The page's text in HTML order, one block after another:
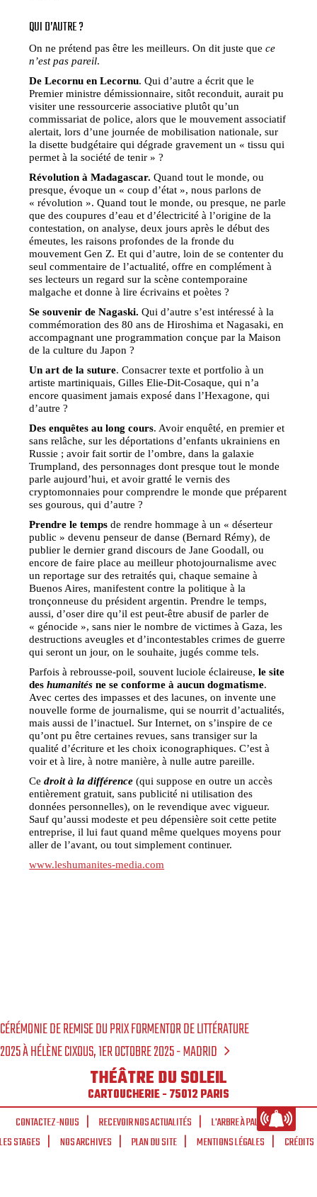
QUI D’AUTRE ?
On ne prétend pas être les meilleurs. On dit juste quece
n’est pas pareil.
De Lecornu en Lecornu. Qui d’autre a écrit que le
Premier ministre démissionnaire, sitôt reconduit, aurait pu
visiter une ressourcerie associative plutôt qu’un
commissariat de police, alors que le mouvement associatif
alertait, lors d’une journée de mobilisation nationale, sur
la disette budgétaire qui dégrade gravement un « tissu qui
permet à la société de tenir » ?
Révolution à Madagascar. Quand tout le monde, ou
presque, évoque un « coup d’état », nous parlons de
« révolution ». Quand tout le monde, ou presque, ne parle
que des coupures d’eau et d’électricité à l’origine de la
contestation, on analyse, deux jours après le début des
émeutes, les raisons profondes de la fronde du
mouvement Gen Z. Et qui d’autre, loin de se contenter du
seul commentaire de l’actualité, offre en complément à
ses lecteurs un regard sur la scène contemporaine
malgache et donne à lire écrivains et poètes ?
Se souvenir de Nagaski. Qui d’autre s’est intéressé à la
commémoration des 80 ans de Hiroshima et Nagasaki, en
accompagnant une programmation conçue par la Maison
de la culture du Japon ?
Un art de la suture. Consacrer texte et portfolio à un
artiste martiniquais, Gilles Elie-Dit-Cosaque, qui n’a
encore quasiment jamais exposé dans l’Hexagone, qui
d’autre ?
Des enquêtes au long cours. Avoir enquêté, en premier et
sans relâche, sur les déportations d’enfants ukrainiens en
Russie ; avoir fait sortir de l’ombre, dans la galaxie
Trumpland, des personnages dont presque tout le monde
parle aujourd’hui, et avoir gratté le vernis des
cryptomonnaies pour comprendre le monde que préparent
ses gourous, qui d’autre ?
Prendre le temps de rendre hommage à un « déserteur
public » devenu penseur de danse (Bernard Rémy), de
publier le dernier grand discours de Jane Goodall, ou
encore de faire place au meilleur photojournalisme avec
un reportage sur des retraités qui, chaque semaine à
Buenos Aires, manifestent contre la politique à la
tronçonneuse du président argentin. Prendre le temps,
aussi, d’oser dire qu’il est peut-être abusif de parler de
« génocide », sans nier le nombre de victimes à Gaza, les
destructions aveugles et d’incontestables crimes de guerre
qui seront un jour, on le souhaite, jugés comme tels.
Parfois à rebrousse-poil, souvent luciole éclaireuse,le site
deshumanités ne se conforme à aucun dogmatisme.
Avec certes des impasses et des lacunes, on invente une
nouvelle forme de journalisme, qui se nourrit d’actualités,
mais aussi de l’inactuel. Sur Internet, on s’inspire de ce
qu’ont pu être certaines revues, sans transiger sur la
qualité d’écriture et les choix iconographiques. C’est à
voir et à lire, à notre manière, à nulle autre pareille.
Cedroit à la différence (qui suppose en outre un accès
entièrement gratuit, sans publicité ni utilisation des
données personnelles), on le revendique avec vigueur.
Sauf qu’aussi modeste et peu dépensière soit cette petite
entreprise, il lui faut quand même quelques moyens pour
aller de l’avant, ou tout simplement continuer.
www.leshumanites-media.com
CÉRÉMONIE DE REMISE DU PRIX FORMENTOR DE LITTÉRATURE
2025 À HÉLÈNE CIXOUS, 1ER OCTOBRE 2025 - MADRID
THÉÂTRE DU SOLEIL
CARTOUCHERIE - 75012 PARIS
CONTACTEZ-NOUS
RECEVOIR NOS ACTUALITÉS
L'ARBRE À PALABRES
LES STAGES
NOS ARCHIVES PLAN DU SITE MENTIONS LÉGALES CRÉDITS